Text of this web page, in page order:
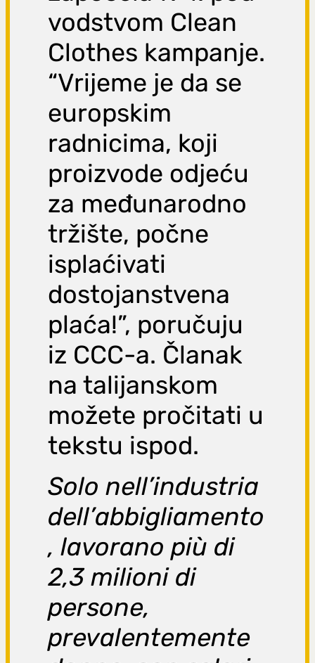
vodstvom Clean
Clothes kampanje.
“Vrijeme je da se
europskim
radnicima, koji
proizvode odjeću
za međunarodno
tržište, počne
isplaćivati
dostojanstvena
plaća!”, poručuju
iz CCC-a. Članak
na talijanskom
možete pročitati u
tekstu ispod.
Solo nell’industria
dell’abbigliamento
, lavorano più di
2,3 milioni di
persone,
prevalentemente